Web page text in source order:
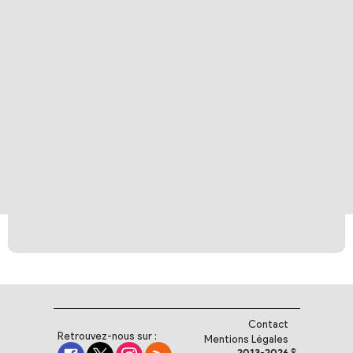
Retrouvez-nous sur :
Contact
Mentions Légales